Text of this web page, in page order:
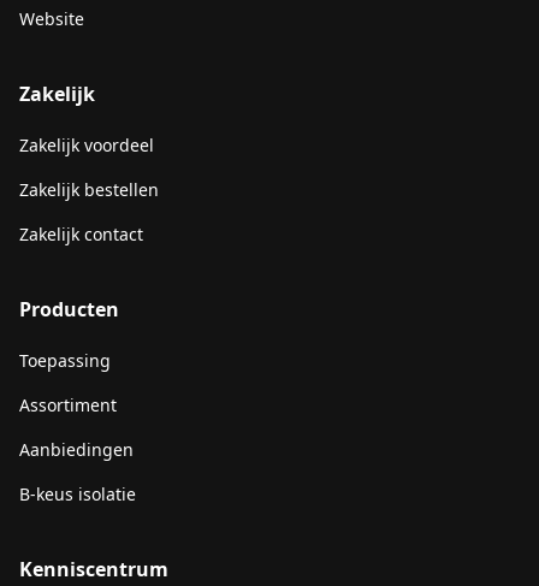
Website
Zakelijk
Zakelijk voordeel
Zakelijk bestellen
Zakelijk contact
Producten
Toepassing
Assortiment
Aanbiedingen
B-keus isolatie
Kenniscentrum